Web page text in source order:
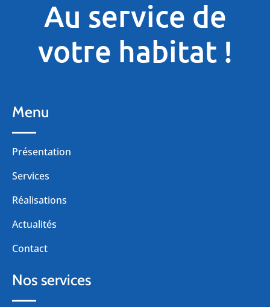
Au service de
votre habitat !
Menu
Présentation
Services
Réalisations
Actualités
Contact
Nos services